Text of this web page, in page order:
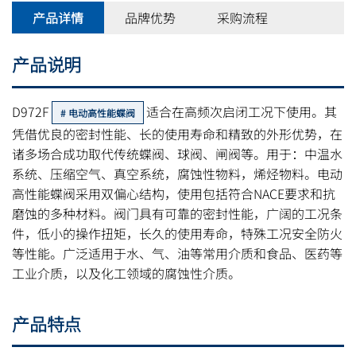
产品详情 品牌优势 采购流程
产品说明
D972F 电动高性能蝶阀
适合在高频次启闭工况下使用。其
凭借优良的密封性能、长的使用寿命和精致的外形优势，在
诸多场合成功取代传统蝶阀、球阀、闸阀等。用于：中温水
系统、压缩空气、真空系统，腐蚀性物料，烯烃物料。电动
高性能蝶阀采用双偏心结构，使用包括符合NACE要求和抗
磨蚀的多种材料。阀门具有可靠的密封性能，广阔的工况条
件，低小的操作扭矩，长久的使用寿命，特殊工况安全防火
等性能。广泛适用于水、气、油等常用介质和食品、医药等
工业介质，以及化工领域的腐蚀性介质。
产品特点